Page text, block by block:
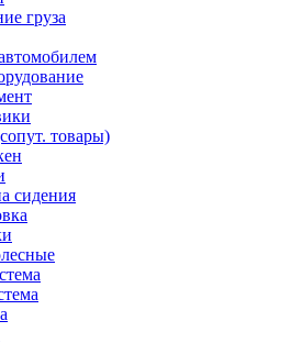
груза
товары)
сидения